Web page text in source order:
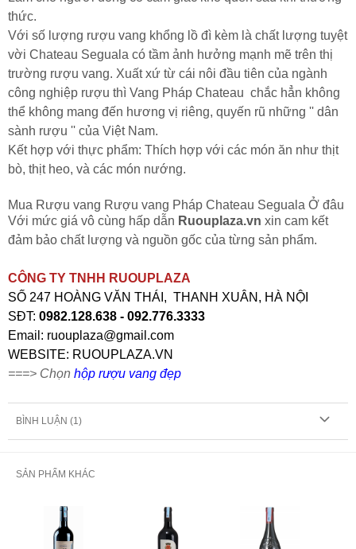
thức.
Với số lượng rượu vang khổng lồ đì kèm là chất lượng tuyệt
vời Chateau Seguala có tầm ảnh hưởng mạnh mẽ trên thị
trường rượu vang. Xuất xứ từ cái nôi đầu tiên của ngành
công nghiệp rượu thì Vang Pháp Chateau chắc hẳn không
thể không mang đến hương vị riêng, quyến rũ những '' dân
sành rượu '' của Việt Nam.
Kết hợp với thực phẩm: Thích hợp với các món ăn như thịt
bò, thịt heo, và các món nướng.
Mua Rượu vang Rượu vang Pháp Chateau Seguala Ở đâu
Với mức giá vô cùng hấp dẫn Ruouplaza.vn xin cam kết
đảm bảo chất lượng và nguồn gốc của từng sản phẩm.
CÔNG TY TNHH RUOUPLAZA
SỐ 247 HOÀNG VĂN THÁI, THANH XUÂN, HÀ NỘI
SĐT: 0982.128.638 - 092.776.3333
Email: ruouplaza@gmail.com
WEBSITE: RUOUPLAZA.VN
===> Chọn hộp rượu vang đẹp
BÌNH LUẬN (1)
SẢN PHẨM KHÁC